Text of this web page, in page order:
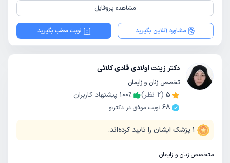
مشاهده پروفایل
مشاوره آنلاین بگیرید نوبت مطب بگیرید
دکتر زینت اولادی قادی کلائی
تخصص زنان و زایمان
5
(
2 نظر) 100٪
پیشنهاد کاربران
68 نوبت موفق در دکترتو
1 پزشک ایشان را تایید کرده‌اند.
متخصص زنان و زایمان